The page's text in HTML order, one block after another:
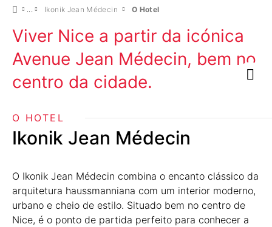
Ikonik Jean Médecin O Hotel
Viver Nice a partir da icónica
Avenue Jean Médecin, bem no
centro da cidade.
O HOTEL
Ikonik Jean Médecin
O Ikonik Jean Médecin combina o encanto clássico da
arquitetura haussmanniana com um interior moderno,
urbano e cheio de estilo. Situado bem no centro de
Nice, é o ponto de partida perfeito para conhecer a